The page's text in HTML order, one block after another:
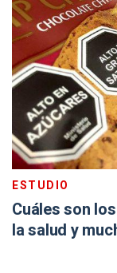
ESTUDIO
Cuáles son
la salud y